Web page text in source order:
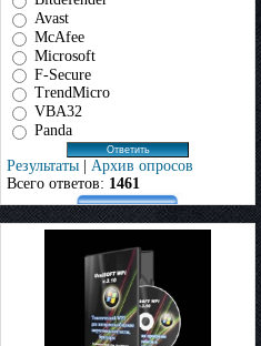
Avast
McAfee
Microsoft
F-Secure
TrendMicro
VBA32
Panda
Результаты | Архив опросов
Всего ответов: 1461